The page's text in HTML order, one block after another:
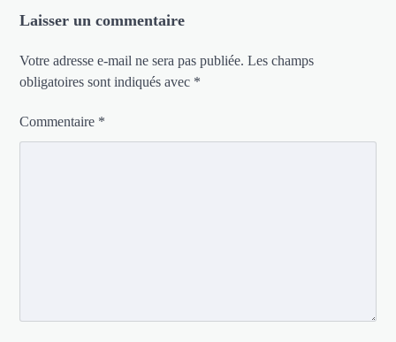
Laisser un commentaire
Votre adresse e-mail ne sera pas publiée. Les champs
obligatoires sont indiqués avec *
Commentaire *